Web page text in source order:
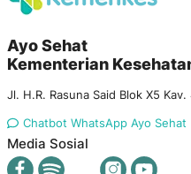
Ayo Sehat
Kementerian
Jl. H.R. Rasuna Said Blok X5
Chatbot WhatsApp Ayo Sehat
Media Sosial